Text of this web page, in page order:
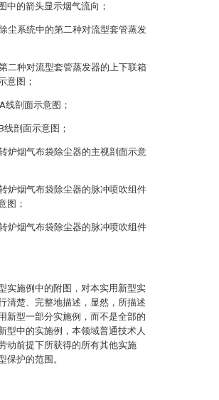
中的箭头显示烟气流向；
尘系统中的第二种对流型套管蒸发
二种对流型套管蒸发器的上下联箱
意图；
线剖面示意图；
线剖面示意图；
炉烟气布袋除尘器的主视剖面示意
炉烟气布袋除尘器的脉冲喷吹组件
图；
炉烟气布袋除尘器的脉冲喷吹组件
实施例中的附图，对本实用新型实
清楚、完整地描述，显然，所描述
新型一部分实施例，而不是全部的
型中的实施例，本领域普通技术人
动前提下所获得的所有其他实施
保护的范围。